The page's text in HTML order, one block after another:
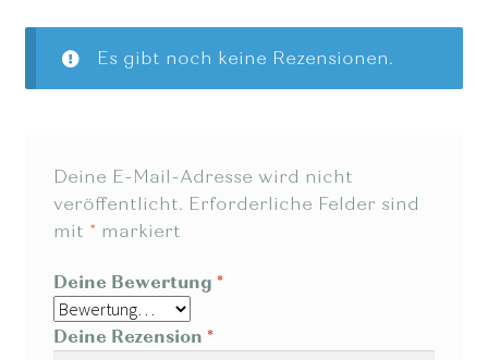
Es gibt noch keine Rezensionen.
Deine E-Mail-Adresse wird nicht
veröffentlicht. Erforderliche Felder sind
mit * markiert
Deine Bewertung *
Deine Rezension *